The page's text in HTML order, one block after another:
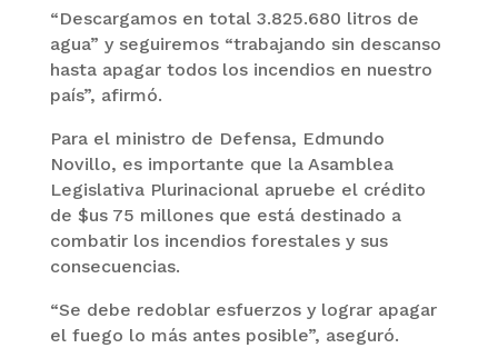
“Descargamos en total 3.825.680 litros de
agua” y seguiremos “trabajando sin descanso
hasta apagar todos los incendios en nuestro
país”, afirmó.
Para el ministro de Defensa, Edmundo
Novillo, es importante que la Asamblea
Legislativa Plurinacional apruebe el crédito
de $us 75 millones que está destinado a
combatir los incendios forestales y sus
consecuencias.
“Se debe redoblar esfuerzos y lograr apagar
el fuego lo más antes posible”, aseguró.